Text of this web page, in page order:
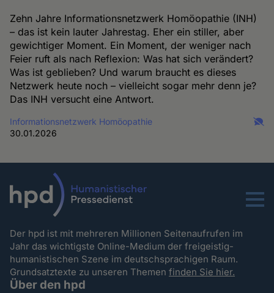
Zehn Jahre Informationsnetzwerk Homöopathie (INH)
– das ist kein lauter Jahrestag. Eher ein stiller, aber
gewichtiger Moment. Ein Moment, der weniger nach
Feier ruft als nach Reflexion: Was hat sich verändert?
Was ist geblieben? Und warum braucht es dieses
Netzwerk heute noch – vielleicht sogar mehr denn je?
Das INH versucht eine Antwort.
Informationsnetzwerk Homöopathie
30.01.2026
Menu
Der hpd ist mit mehreren Millionen Seitenaufrufen im
Jahr das wichtigste Online-Medium der freigeistig-
humanistischen Szene im deutschsprachigen Raum.
Grundsatztexte zu unseren Themenfinden Sie hier.
Über den hpd